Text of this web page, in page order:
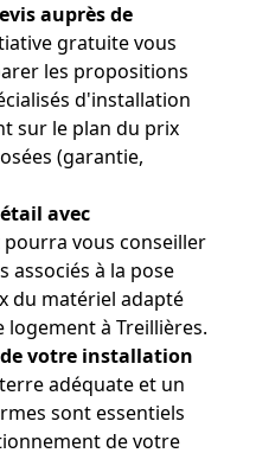
auprès de
gratuite vous
les propositions
d'installation
sur le plan du prix
(garantie,
avec
vous conseiller
associés à la pose
du matériel adapté
logement à Treillières.
votre installation
adéquate et un
sont essentiels
de votre